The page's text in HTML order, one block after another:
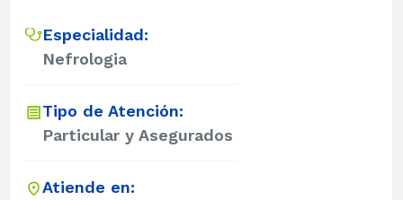
Especialidad:
Nefrologia
Tipo de Atención:
Particular y Asegurados
Atiende en: